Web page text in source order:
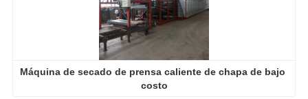
Máquina de secado de prensa caliente de chapa de bajo
costo